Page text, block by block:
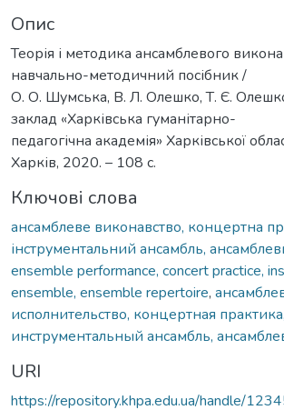
Опис
Теорія і методика ансамблевого
навчально-методичний посібник /
О. О. Шумська, В. Л. Олешко, Т. Є.
заклад «Харківська гуманітарно-
педагогічна академія» Харківської
Харків, 2020. – 108 с.
Ключові слова
ансамблеве виконавство, концертна
інструментальний ансамбль,
ensemble performance, concert practice,
ensemble, ensemble repertoire,
исполнительство, концертная практика,
инструментальный ансамбль,
URI
https://repository.khpa.edu.ua/handle/